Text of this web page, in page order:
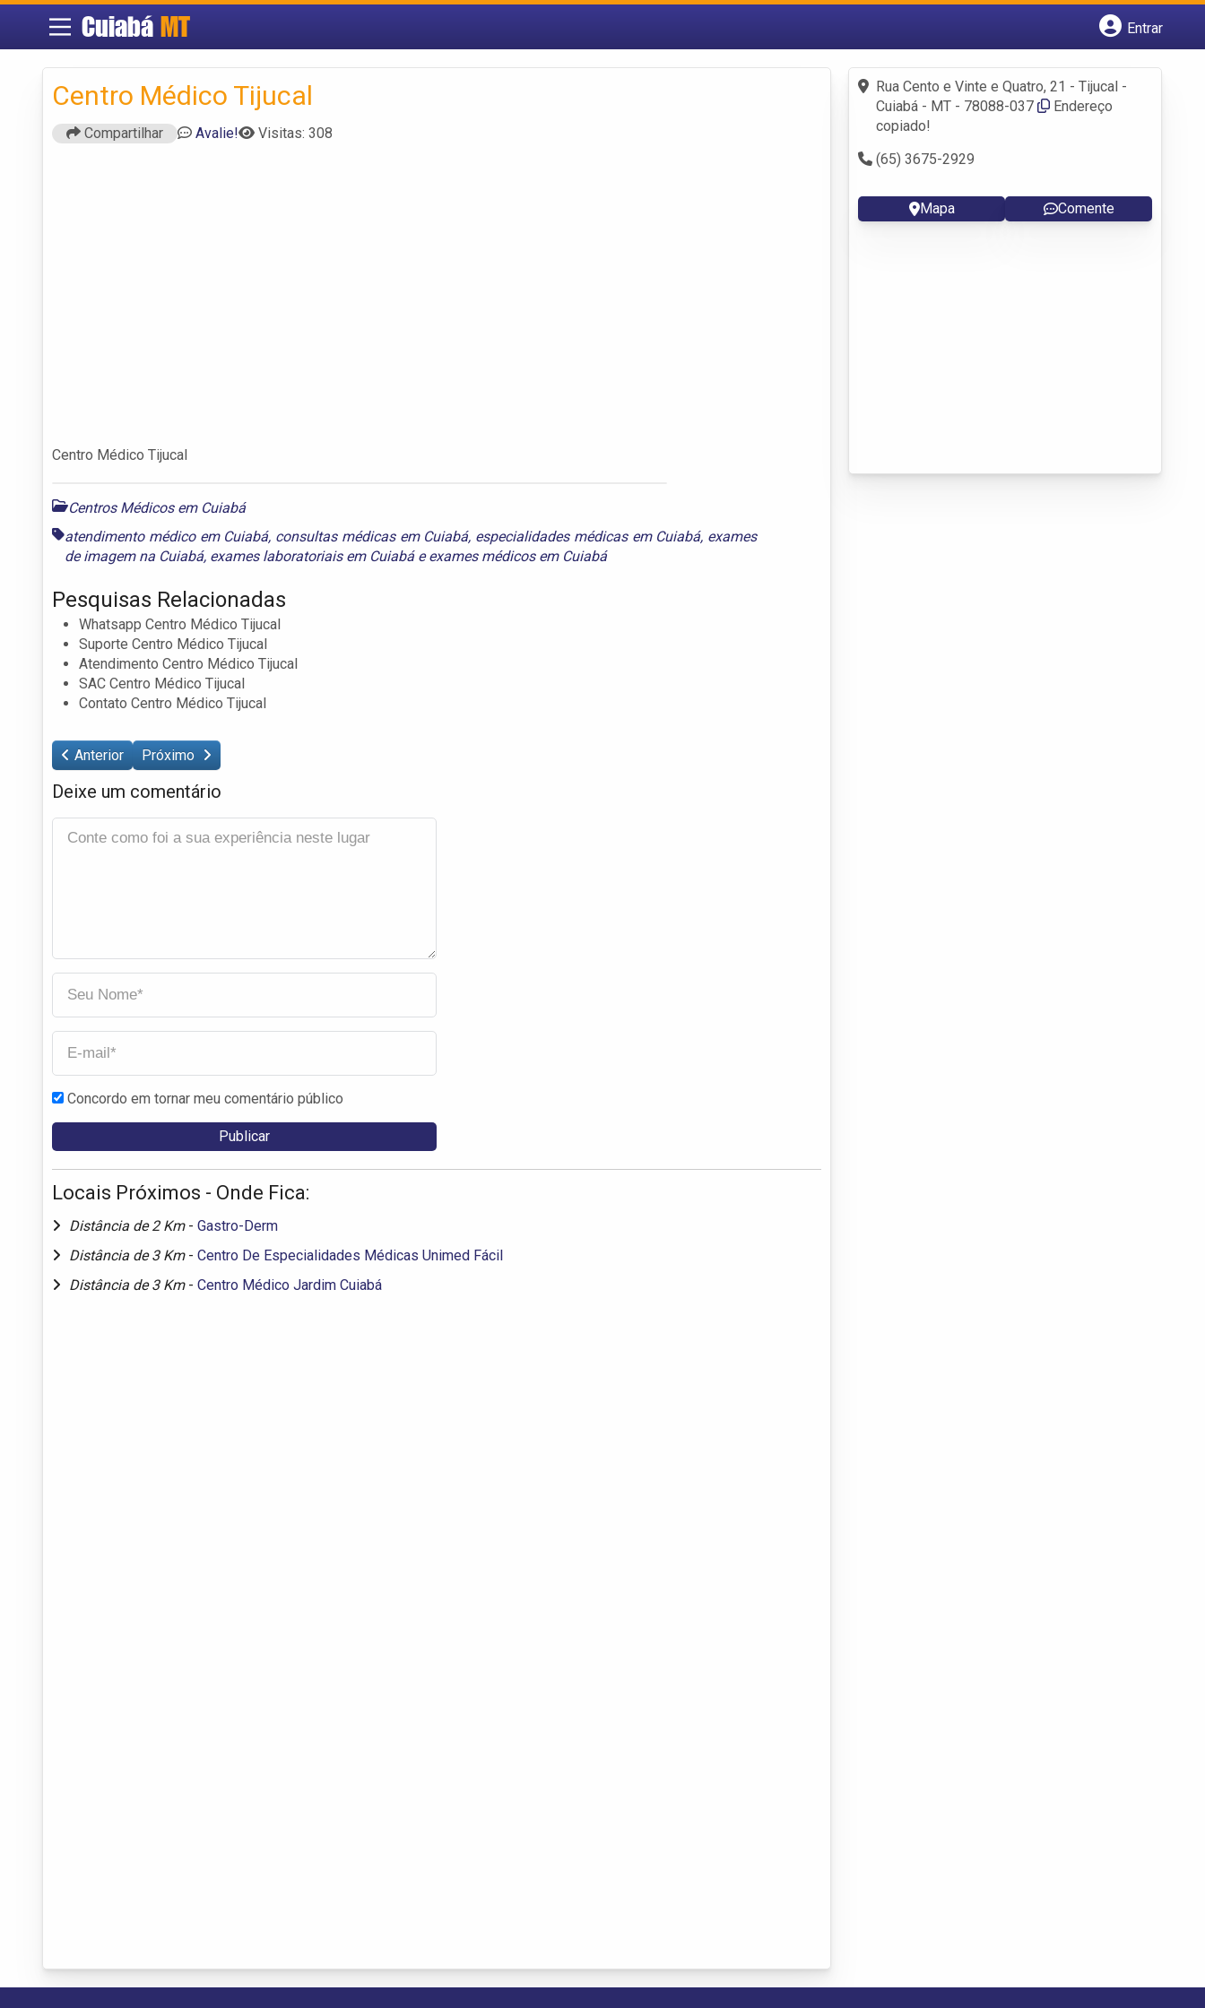
Cuiabá MT
Entrar
Fazer login
Criar conta
Centro Médico Tijucal
Compartilhar Avalie! Visitas: 308
Centro Médico Tijucal
Centros Médicos em Cuiabá
atendimento médico em Cuiabá, consultas médicas em Cuiabá, especialidades médicas em Cuiabá, exames
de imagem na Cuiabá, exames laboratoriais em Cuiabáeexames médicos em Cuiabá
Pesquisas Relacionadas
Whatsapp Centro Médico Tijucal
Suporte Centro Médico Tijucal
Atendimento Centro Médico Tijucal
SAC Centro Médico Tijucal
Contato Centro Médico Tijucal
Anterior Próximo
Deixe um comentário
Concordo em tornar meu comentário público
Locais Próximos - Onde Fica:
Distância de 2 Km - Gastro-Derm
Distância de 3 Km - Centro De Especialidades Médicas Unimed Fácil
Distância de 3 Km - Centro Médico Jardim Cuiabá
Rua Cento e Vinte e Quatro, 21 - Tijucal -
Cuiabá - MT - 78088-037
Endereço
copiado!
(65) 3675-2929
Mapa Comente